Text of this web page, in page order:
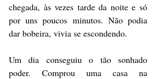
chegada, às vezes tarde da noite e só
por uns poucos minutos. Não podia
dar bobeira, vivia se escondendo.
Um dia conseguiu o tão sonhado
poder. Comprou uma casa na